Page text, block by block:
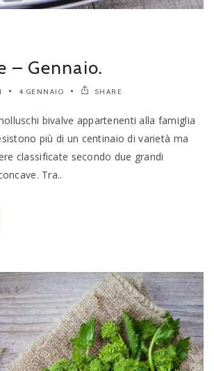
– Gennaio.
4 GENNAIO SHARE
bivalve appartenenti alla famiglia
più di un centinaio di varietà ma
classificate secondo due grandi
Tra..